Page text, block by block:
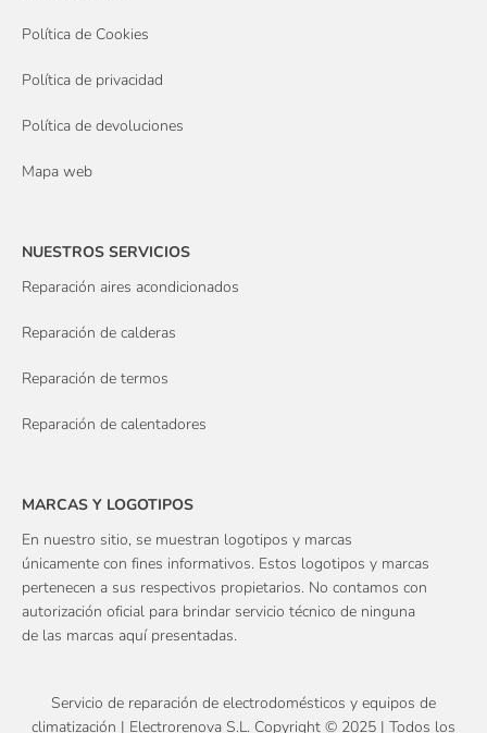
Política de Cookies
Política de privacidad
Política de devoluciones
Mapa web
NUESTROS SERVICIOS
Reparación aires acondicionados
Reparación de calderas
Reparación de termos
Reparación de calentadores
MARCAS Y LOGOTIPOS
En nuestro sitio, se muestran logotipos y marcas
únicamente con fines informativos. Estos logotipos y marcas
pertenecen a sus respectivos propietarios. No contamos con
autorización oficial para brindar servicio técnico de ninguna
de las marcas aquí presentadas.
Servicio de reparación de electrodomésticos y equipos de
climatización | Electrorenova S.L. Copyright © 2025 | Todos los